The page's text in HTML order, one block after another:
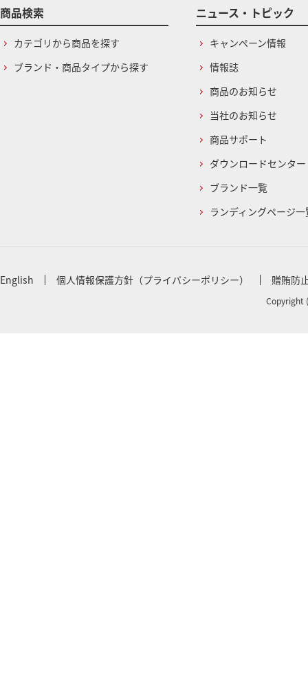
商品検索
カテゴリから商品を探す
ブランド・商品タイプから探す
ニュース・トピック
キャンペーン情報
情報誌
商品のお知らせ
当社のお知らせ
商品サポート
ダウンロードセンター
ブランド一覧
ランディングページ一
English 個人情報保護方針（プライバシーポリシー） 贈賄防
Copyright